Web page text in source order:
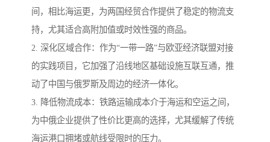
间，相比海运更，为两国经贸合作提供了稳定的物流支
持，尤其适合高附加值或时效性强的商品。
2. 深化区域合作：作为“一带一路”与欧亚经济联盟对接
的实践项目，它加强了沿线地区基础设施互联互通，推
动了中国与俄罗斯及周边的经济一体化。
3. 降低物流成本：铁路运输成本介于海运和空运之间，
为中俄企业提供了性价比更高的选择，尤其缓解了传统
海运港口拥堵或航线受限时的压力。